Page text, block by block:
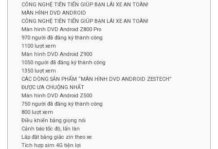
CÔNG NGHỆ TIÊN TIẾN GIÚP BẠN LÁI XE AN TOÀN!
MÀN HÌNH DVD ANDROID
CÔNG NGHỆ TIÊN TIẾN GIÚP BẠN LÁI XE AN TOÀN!
Màn hình DVD Android Z800 Pro
970 người đã đăng ký thành công
1100 lượt xem
Màn hình DVD Android Z900
1050 người đã đăng ký thành công
1350 lượt xem
CÁC DÒNG SẢN PHẨM “MÀN HÌNH DVD ANDROID ZESTECH”
ĐƯỢC ƯA CHUỘNG NHẤT
Màn hình DVD Android Z500
750 người đã đăng ký thành công
800 lượt xem
Điều khiển bằng giọng nói
Cảnh báo tốc độ, lấn làn
Lắp đặt bằng giắc zin theo xe
Tích hợp sim 4G tiện lợi